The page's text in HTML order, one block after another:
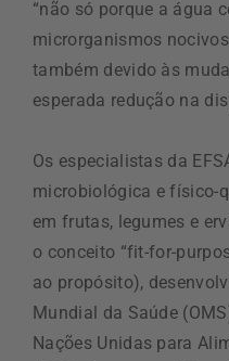
“não só porque a água
microrganismos
também devido às
esperada redução na
Os especialistas da
microbiológica e físico-
em frutas, legumes e
o conceito “fit-for-
ao propósito),
Mundial da Saúde
Nações Unidas para